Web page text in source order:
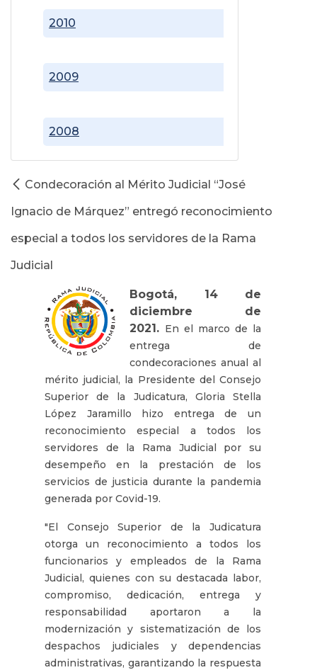
2008
2009
2010
Condecoración al Mérito Judicial “José
Ignacio de Márquez” entregó reconocimiento
especial a todos los servidores de la Rama
Judicial
Bogotá, 14 de
diciembre de
2021. En el marco de la
entrega de
condecoraciones anual al
mérito judicial, la Presidente del Consejo
Superior de la Judicatura, Gloria Stella
López Jaramillo hizo entrega de un
reconocimiento especial a todos los
servidores de la Rama Judicial por su
desempeño en la prestación de los
servicios de justicia durante la pandemia
generada por Covid-19.
"El Consejo Superior de la Judicatura
otorga un reconocimiento a todos los
funcionarios y empleados de la Rama
Judicial, quienes con su destacada labor,
compromiso, dedicación, entrega y
responsabilidad aportaron a la
modernización y sistematización de los
despachos judiciales y dependencias
administrativas, garantizando la respuesta